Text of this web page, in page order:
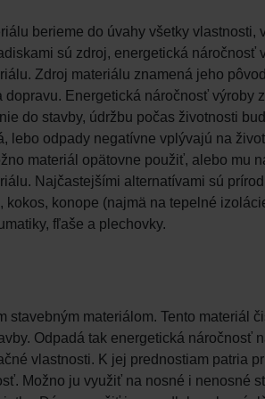
berieme do úvahy všetky
sú zdroj, energetická
Zdroj materiálu znamená jeho
dopravu. Energetická náročnosť výroby
do stavby, údržbu počas životnosti
lebo odpady negatívne vplývajú na
materiál opätovne použiť, alebo mu
Najčastejšími alternatívami sú
kokos, konope (najmä na tepelné
fľaše a plechovky.
stavebným materiálom. Tento materiál
Odpadá tak energetická náročnosť
vlastnosti. K jej prednostiam patria
Možno ju využiť na nosné i nenosné